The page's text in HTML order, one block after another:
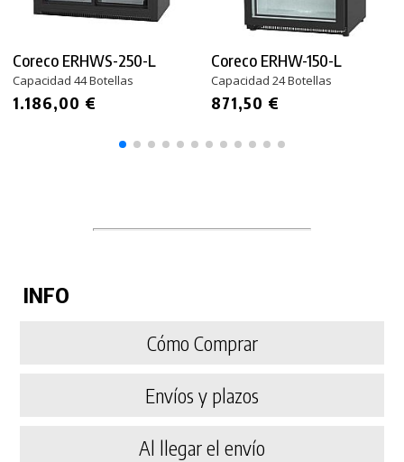
Coreco ERHWS-250-L
Capacidad 44 Botellas
1.186,00 €
Coreco ERHW-150-L
Capacidad 24 Botellas
871,50 €
INFO
Cómo Comprar
Envíos y plazos
Al llegar el envío